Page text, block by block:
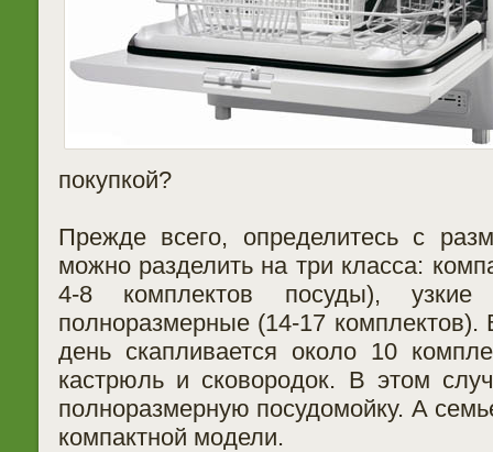
покупкой?
Прежде всего, определитесь с
можно разделить на три класса:
4-8 комплектов посуды),
полноразмерные (14-17
день скапливается около 10
кастрюль и сковородок. В этом
полноразмерную посудомойку. А
компактной модели.